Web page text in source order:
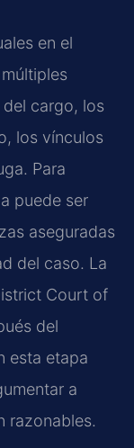
en el
cargo, los
los vínculos
Para
puede ser
aseguradas
del caso. La
Court of
del
esta etapa
a
razonables.